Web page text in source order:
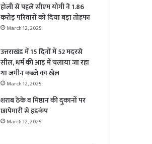
होली से पहले सीएम योगी ने 1.86
करोड़ परिवारों को दिया बड़ा तोहफा
March 12, 2025
उत्तराखंड में 15 दिनों में 52 मदरसे
सील, धर्म की आड़ में चलाया जा रहा
था जमीन कब्जे का खेल
March 12, 2025
शराब ठेके व मिष्ठान की दुकानों पर
छापेमारी से हड़कंप
March 12, 2025